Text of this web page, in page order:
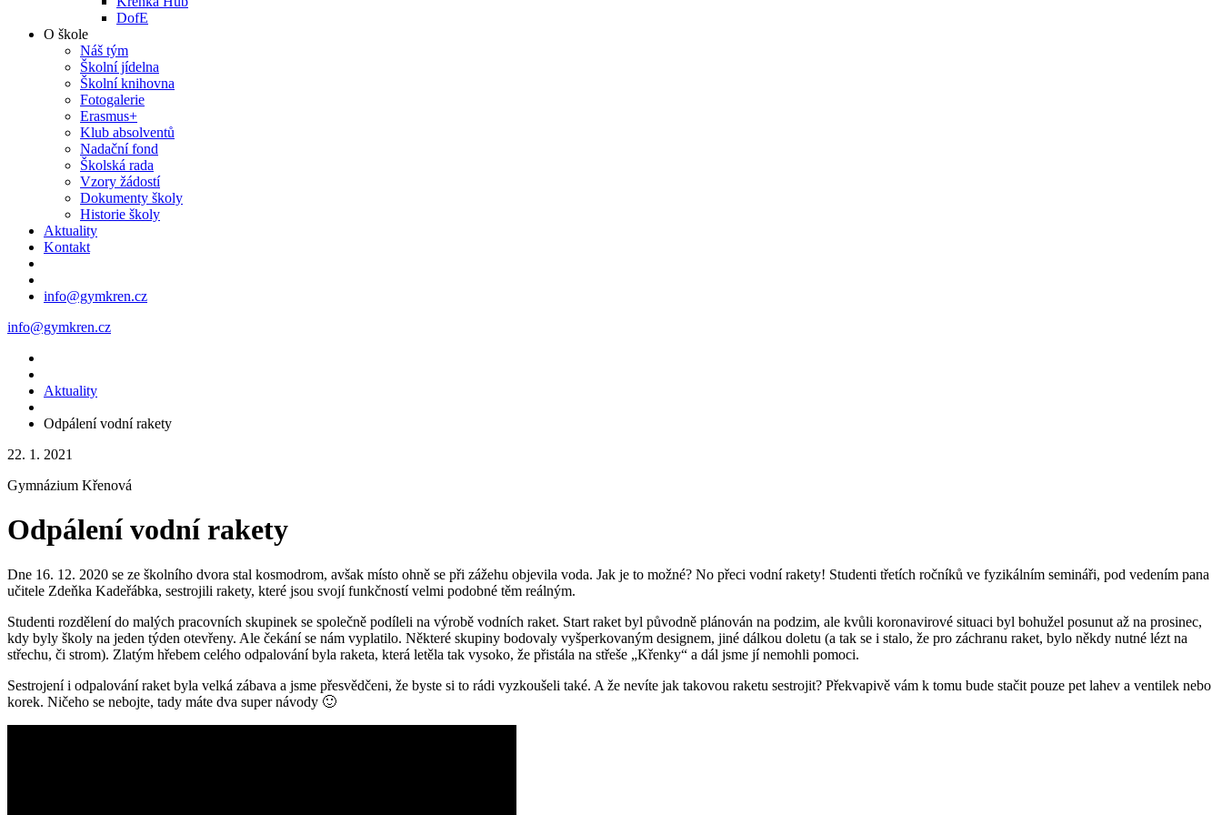
DofE
O škole
Náš tým
Školní jídelna
Školní knihovna
Fotogalerie
Erasmus+
Klub absolventů
Nadační fond
Školská rada
Vzory žádostí
Dokumenty školy
Historie školy
Aktuality
Kontakt
info@gymkren.cz
info@gymkren.cz
Aktuality
Odpálení vodní rakety
22. 1. 2021
Gymnázium Křenová
Odpálení vodní rakety
Dne 16. 12. 2020 se ze školního dvora stal kosmodrom, avšak místo ohně se při zážehu objevila voda. Jak je to možné? No přeci vodní rakety! Studenti třetích ročníků ve fyzikálním semináři, pod vedením pana
učitele Zdeňka Kadeřábka, sestrojili rakety, které jsou svojí funkčností velmi podobné těm reálným.
Studenti rozdělení do malých pracovních skupinek se společně podíleli na výrobě vodních raket. Start raket byl původně plánován na podzim, ale kvůli koronavirové situaci byl bohužel posunut až na prosinec,
kdy byly školy na jeden týden otevřeny. Ale čekání se nám vyplatilo. Některé skupiny bodovaly vyšperkovaným designem, jiné dálkou doletu (a tak se i stalo, že pro záchranu raket, bylo někdy nutné lézt na
střechu, či strom). Zlatým hřebem celého odpalování byla raketa, která letěla tak vysoko, že přistála na střeše „Křenky“ a dál jsme jí nemohli pomoci.
Sestrojení i odpalování raket byla velká zábava a jsme přesvědčeni, že byste si to rádi vyzkoušeli také. A že nevíte jak takovou raketu sestrojit? Překvapivě vám k tomu bude stačit pouze pet lahev a ventilek nebo
korek. Ničeho se nebojte, tady máte dva super návody 🙂